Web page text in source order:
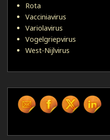
Rota
Vacciniavirus
Variolavirus
Vogelgriepvirus
West-Nijlvirus